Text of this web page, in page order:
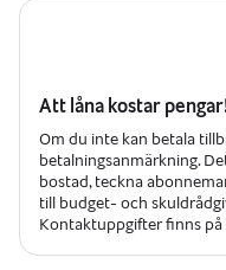
I samarbete med
All cars available for
Att låna kostar
Om du inte kan betala
betalningsanmärkning.
bostad, teckna
till budget- och
Kontaktuppgifter finns på